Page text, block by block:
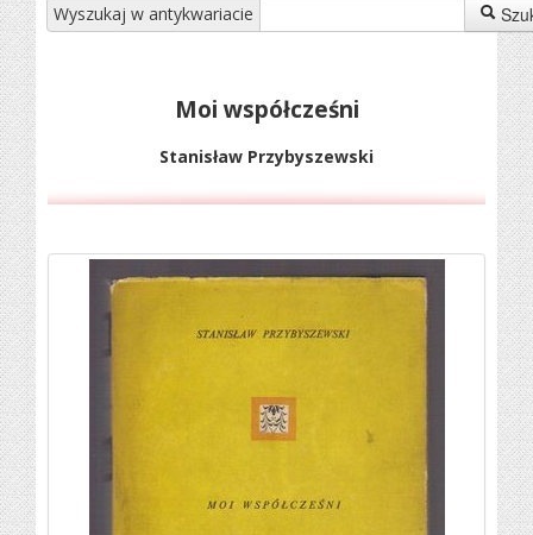
Wyszukaj w antykwariacie
Moi współcześni
Stanisław Przybyszewski